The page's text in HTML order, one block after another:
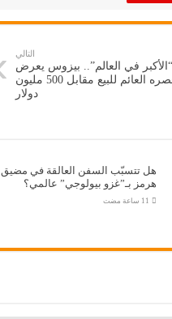
التالي
“الأكبر في العالم”.. بيزوس يعرض
قصره العائم للبيع مقابل 500 مليون
دولار
هل تتسبّب السفن العالقة في مضيق
هرمز بـ”غزو بيولوجي” عالمي؟